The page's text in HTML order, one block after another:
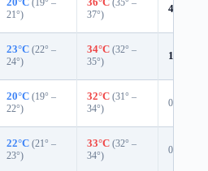
21°)
37°)
4%
23°C (22° –
24°)
34°C (32° –
35°)
12%
20°C (19° –
22°)
32°C (31° –
34°)
0%
22°C (21° –
23°)
33°C (32° –
34°)
0%